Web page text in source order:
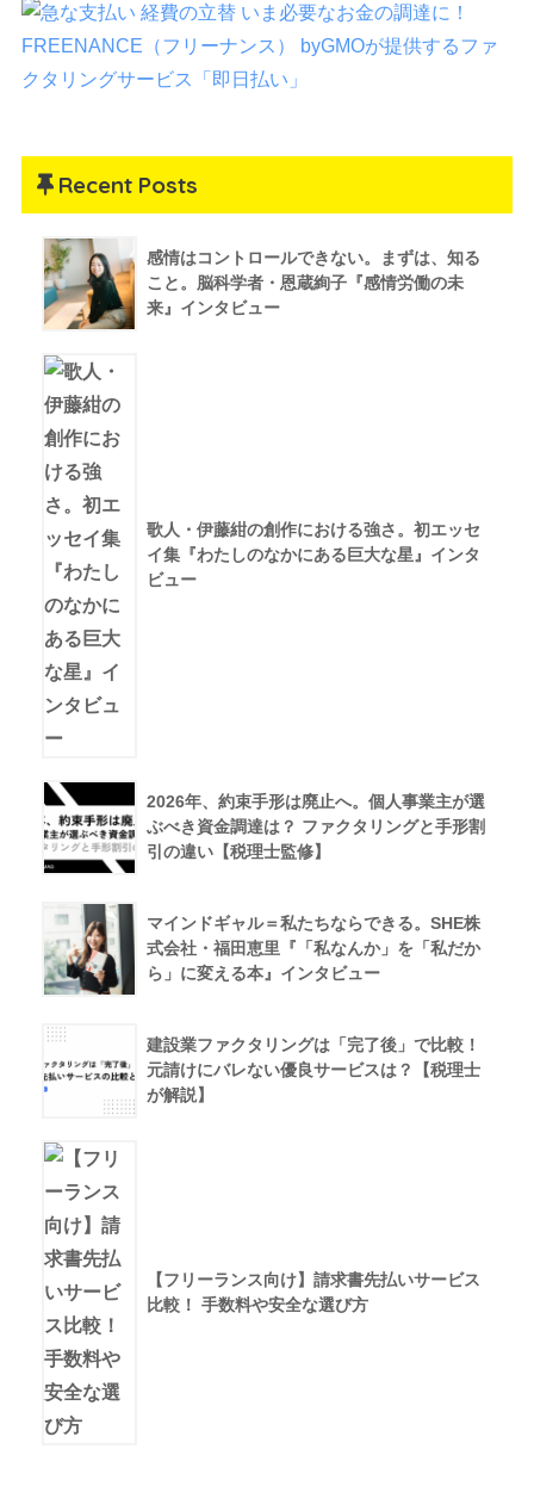
Recent Posts
感情はコントロールできない。まずは、知る
こと。脳科学者・恩蔵絢子『感情労働の未
来』インタビュー
歌人・伊藤紺の創作における強さ。初エッセ
イ集『わたしのなかにある巨大な星』インタ
ビュー
2026年、約束手形は廃止へ。個人事業主が選
ぶべき資金調達は？ ファクタリングと手形割
引の違い【税理士監修】
マインドギャル＝私たちならできる。SHE株
式会社・福田恵里『「私なんか」を「私だか
ら」に変える本』インタビュー
建設業ファクタリングは「完了後」で比較！
元請けにバレない優良サービスは？【税理士
が解説】
【フリーランス向け】請求書先払いサービス
比較！ 手数料や安全な選び方